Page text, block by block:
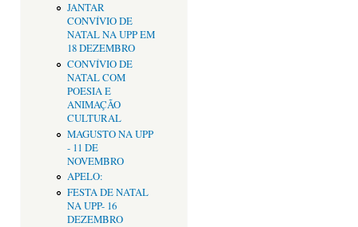
JANTAR
CONVÍVIO DE
NATAL NA UPP EM
18 DEZEMBRO
CONVÍVIO DE
NATAL COM
POESIA E
ANIMAÇÃO
CULTURAL
MAGUSTO NA UPP
- 11 DE
NOVEMBRO
APELO:
FESTA DE NATAL
NA UPP- 16
DEZEMBRO